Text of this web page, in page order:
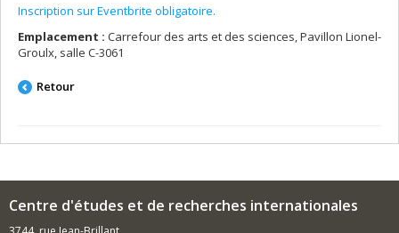
Inscription sur Eventbrite obligatoire.
Emplacement : Carrefour des arts et des sciences, Pavillon Lionel-
Groulx, salle C-3061
Retour
Centre d'études et de recherches internationales